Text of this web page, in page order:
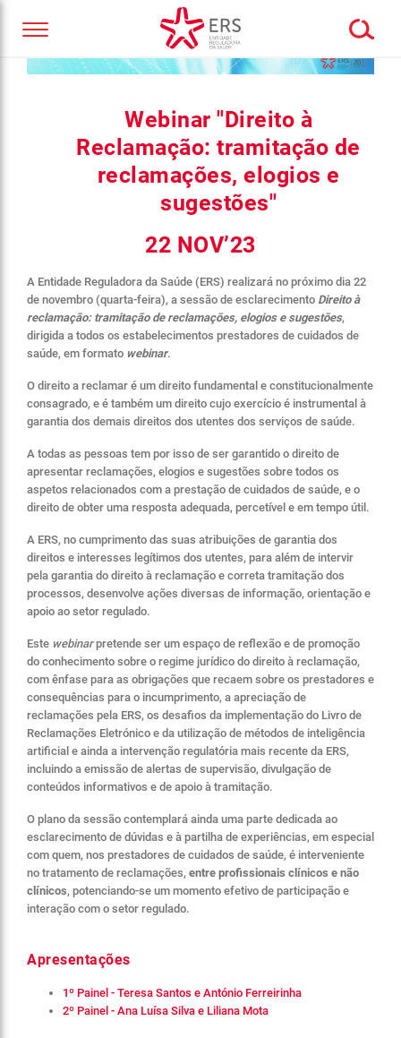
Webinar "Direito à
Reclamação: tramitação de
reclamações, elogios e
sugestões"
22 NOV’23
A Entidade Reguladora da Saúde (ERS) realizará no próximo dia 22
de novembro (quarta-feira), a sessão de esclarecimento Direito à
reclamação: tramitação de reclamações, elogios e sugestões,
dirigida a todos os estabelecimentos prestadores de cuidados de
saúde, em formato webinar.
O direito a reclamar é um direito fundamental e constitucionalmente
consagrado, e é também um direito cujo exercício é instrumental à
garantia dos demais direitos dos utentes dos serviços de saúde.
A todas as pessoas tem por isso de ser garantido o direito de
apresentar reclamações, elogios e sugestões sobre todos os
aspetos relacionados com a prestação de cuidados de saúde, e o
direito de obter uma resposta adequada, percetível e em tempo útil.
A ERS, no cumprimento das suas atribuições de garantia dos
direitos e interesses legítimos dos utentes, para além de intervir
pela garantia do direito à reclamação e correta tramitação dos
processos, desenvolve ações diversas de informação, orientação e
apoio ao setor regulado.
Este webinarpretende ser um espaço de reflexão e de promoção
do conhecimento sobre o regime jurídico do direito à reclamação,
com ênfase para as obrigações que recaem sobre os prestadores e
consequências para o incumprimento, a apreciação de
reclamações pela ERS, os desafios da implementação do Livro de
Reclamações Eletrónico e da utilização de métodos de inteligência
artificial e ainda a intervenção regulatória mais recente da ERS,
incluindo a emissão de alertas de supervisão, divulgação de
conteúdos informativos e de apoio à tramitação.
O plano da sessão contemplará ainda uma parte dedicada ao
esclarecimento de dúvidas e à partilha de experiências, em especial
com quem, nos prestadores de cuidados de saúde, é interveniente
no tratamento de reclamações, entre profissionais clínicos e não
clínicos, potenciando-se um momento efetivo de participação e
interação com o setor regulado.
Apresentações
1º Painel - Teresa Santos e António Ferreirinha
2º Painel - Ana Luísa Silva e Liliana Mota